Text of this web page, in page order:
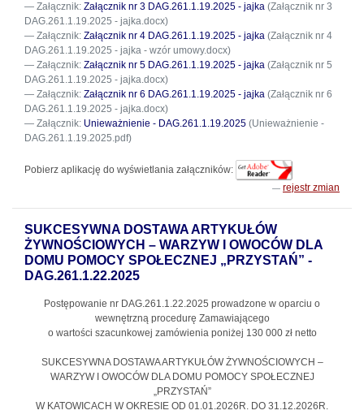
Załącznik: Załącznik nr 3 DAG.261.1.19.2025 - jajka (Załącznik nr 3
DAG.261.1.19.2025 - jajka.docx)
Załącznik: Załącznik nr 4 DAG.261.1.19.2025 - jajka (Załącznik nr 4
DAG.261.1.19.2025 - jajka - wzór umowy.docx)
Załącznik: Załącznik nr 5 DAG.261.1.19.2025 - jajka (Załącznik nr 5
DAG.261.1.19.2025 - jajka.docx)
Załącznik: Załącznik nr 6 DAG.261.1.19.2025 - jajka (Załącznik nr 6
DAG.261.1.19.2025 - jajka.docx)
Załącznik: Unieważnienie - DAG.261.1.19.2025 (Unieważnienie -
DAG.261.1.19.2025.pdf)
Pobierz aplikację do wyświetlania załączników:
rejestr zmian
SUKCESYWNA DOSTAWA ARTYKUŁÓW
ŻYWNOŚCIOWYCH – WARZYW I OWOCÓW DLA
DOMU POMOCY SPOŁECZNEJ „PRZYSTAŃ” -
DAG.261.1.22.2025
Postępowanie nr DAG.261.1.22.2025 prowadzone w oparciu o
wewnętrzną procedurę Zamawiającego
o wartości szacunkowej zamówienia poniżej 130 000 zł netto
SUKCESYWNA DOSTAWA ARTYKUŁÓW ŻYWNOŚCIOWYCH –
WARZYW I OWOCÓW DLA DOMU POMOCY SPOŁECZNEJ
„PRZYSTAŃ”
W KATOWICACH W OKRESIE OD 01.01.2026R. DO 31.12.2026R.